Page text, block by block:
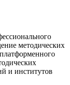
методических
и институтов